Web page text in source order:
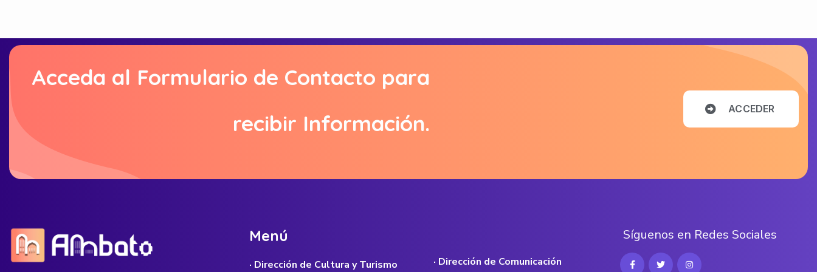
Acceda al Formulario de Contacto para
recibir Información.
ACCEDER
Menú
· Dirección de Cultura y Turismo · Dirección de Comunicación
Síguenos en Redes Sociales